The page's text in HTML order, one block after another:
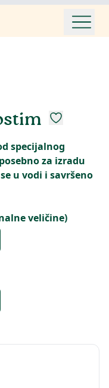
specijalnog
za izradu
u vodi i savršeno
veličine)